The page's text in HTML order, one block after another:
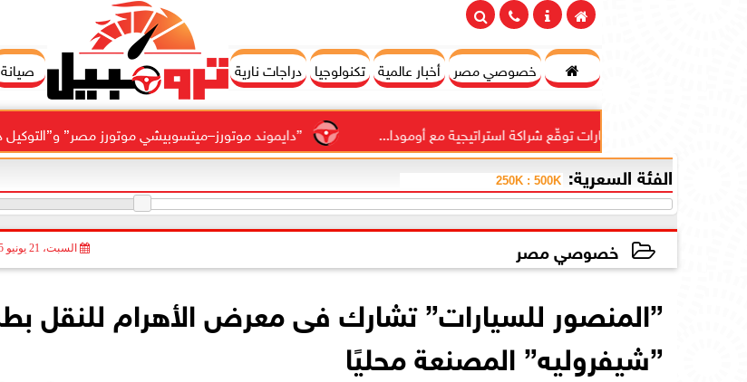
 خصوصي مصر أخبار عالمية تكنولوجيا دراجات نارية صيانة
”دايموند موتورز–ميتسوبيشي موتورز مصر” و”التوكيل دوت كوم” للاستثمارات توقّع شراكة استراتيجية مع أومودا...
الفئة السعرية:
خصوصي مصر السبت، 21 يونيو 2025
”المنصور للسيارات” تشارك فى معرض الأهرام للنقل
”شيفروليه” المصنعة محليًا